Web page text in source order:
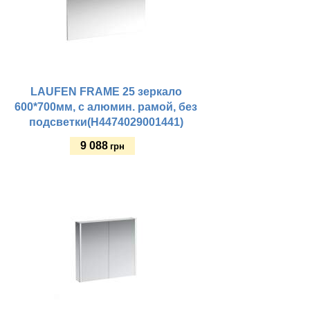
LAUFEN FRAME 25 зеркало
600*700мм, с алюмин. рамой, без
подсветки(H4474029001441)
9 088 грн